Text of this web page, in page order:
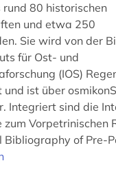
medienwissenschaft (1)
menschenrechte (1)
(1)
80 historischen
und etwa 250
Sie wird von der
für Ost- und
(IOS)
ist über
Integriert sind die
Vorpetrinischen
Bibliography of Pre-